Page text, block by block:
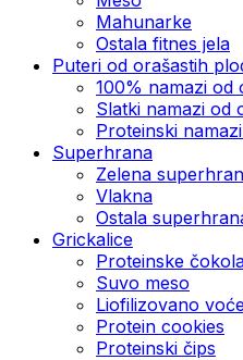
Mahunarke
Ostala fitnes jela
Puteri od orašastih
100% namazi od
Slatki namazi od
Proteinski
Superhrana
Zelena
Vlakna
Ostala
Grickalice
Proteinske
Suvo meso
Liofilizovano
Protein cookies
Proteinski čips